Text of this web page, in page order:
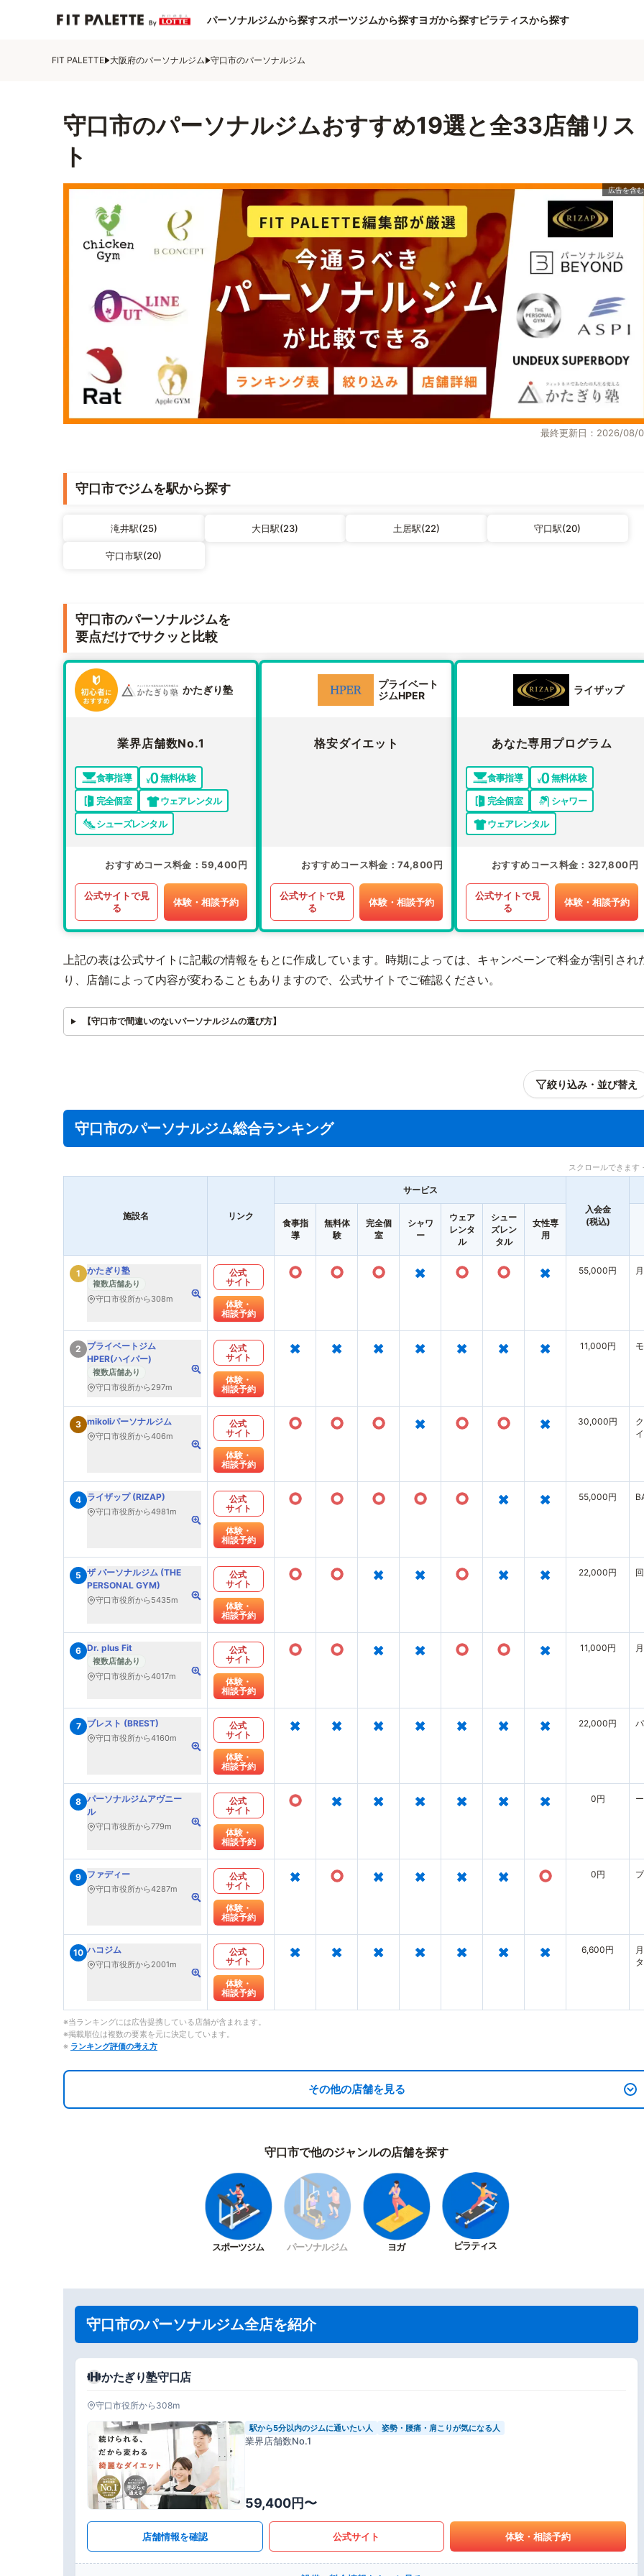
パーソナルジムから探すスポーツジムから探すヨガから探すピラティスから探す
FIT PALETTE 大阪府のパーソナルジム 守口市のパーソナルジム
守口市のパーソナルジムおすすめ19選と全33店舗リス
ト
最終更新日：2026/08/
守口市でジムを駅から探す
滝井駅(25) 大日駅(23) 土居駅(22) 守口駅(20)
守口市駅(20)
守口市のパーソナルジムを
要点だけでサクッと比較
かたぎり塾
業界店舗数No.1
食事指導
無料体験
完全個室
ウェアレンタル
シューズレンタル
おすすめコース料金 59,400円
公式サイトで見
る
体験・相談予約
プライベート
ジムHPER
格安ダイエット
おすすめコース料金 74,800円
公式サイトで見
る
体験・相談予約
ライザップ
あなた専用プログラム
食事指導
無料体験
完全個室
シャワー
ウェアレンタル
おすすめコース料金 327,800円
公式サイトで見
る
体験・相談予約
上記の表は公式サイトに記載の情報をもとに作成しています。時期によっては、キャンペーンで料金が割引され
り、店舗によって内容が変わることもありますので、公式サイトでご確認ください。
【守口市で間違いのないパーソナルジムの選び方】
絞り込み・並び替え
守口市のパーソナルジム総合ランキング
スクロールできま
施設名 リンク
サービス
入会金
(税込)
食事指
導
無料体
験
完全個
室
シャワ
ー
ウェア
レンタ
ル
シュー
ズレン
タル
女性専
用
1 かたぎり塾
複数店舗あり
守口市役所から308m
公式
サイト
体験・
相談予約
○ ○ ○ × ○ ○ × 55,000円
2
プライベートジム
HPER(ハイパー)
複数店舗あり
守口市役所から297m
公式
サイト
体験・
相談予約
× × × × × × × 11,000円
3 mikoliパーソナルジム
守口市役所から406m
公式
サイト
体験・
相談予約
○ ○ ○ × ○ ○ × 30,000円
4 ライザップ (RIZAP)
守口市役所から4981m
公式
サイト
体験・
相談予約
○ ○ ○ ○ ○ × × 55,000円
5 ザ パーソナルジム (THE
PERSONAL GYM)
守口市役所から5435m
公式
サイト
体験・
相談予約
○ ○ × × ○ × × 22,000円
6 Dr. plus Fit
複数店舗あり
守口市役所から4017m
公式
サイト
体験・
相談予約
○ ○ × × ○ ○ × 11,000円
7 ブレスト (BREST)
守口市役所から4160m
公式
サイト
体験・
相談予約
× × × × × × × 22,000円
8 パーソナルジムアヴニー
ル
守口市役所から779m
公式
サイト
体験・
相談予約
○ × × × × × × 0円 ー
9 ファディー
守口市役所から4287m
公式
サイト
体験・
相談予約
× ○ × × × × ○ 0円
10 ハコジム
守口市役所から2001m
公式
サイト
体験・
相談予約
× × × × × × × 6,600円
※当ランキングには広告提携している店舗が含まれます。
※掲載順位は複数の要素を元に決定しています。
※ ランキング評価の考え方
その他の店舗を見る
守口市で他のジャンルの店舗を探す
スポーツジム パーソナルジム ヨガ ピラティス
守口市のパーソナルジム全店を紹介
かたぎり塾守口店
守口市役所から308m
駅から5分以内のジムに通いたい人 姿勢・腰痛・肩こりが気になる人
業界店舗数No.1
59,400円〜
店舗情報を確認 公式サイト 体験・相談予約